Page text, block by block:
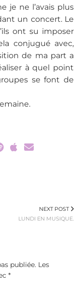
je ne l’avais plus
un concert. Le
ont su imposer
conjugué avec,
de ma part a
à quel point
se font de
NEXT POST
LUNDI EN MUSIQUE.
publiée. Les
*